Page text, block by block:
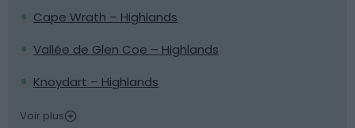
Cape Wrath – Highlands
Vallée de Glen Coe – Highlands
Knoydart – Highlands
Voir plus